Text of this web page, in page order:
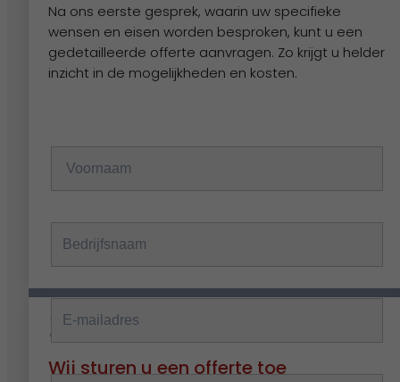
Na ons eerste gesprek, waarin uw specifieke
wensen en eisen worden besproken, kunt u een
gedetailleerde offerte aanvragen. Zo krijgt u helder
inzicht in de mogelijkheden en kosten.
3.
Wij sturen u een offerte toe
Nog vragen?